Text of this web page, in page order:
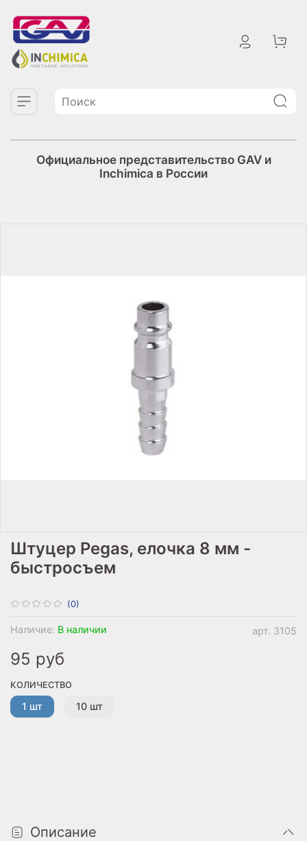
Официальное представительство GAV и
Inchimica в России
(0)
арт. 3105
Наличие: В наличии
Штуцер Pegas, елочка 8 мм -
быстросъем
95 руб
КОЛИЧЕСТВО
1 шт 10 шт
Описание